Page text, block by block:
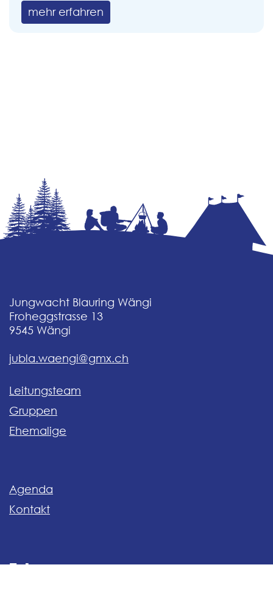
mehr erfahren
Jungwacht Blauring Wängi
Froheggstrasse 13
9545 Wängi
jubla.waengi@gmx.ch
Leitungsteam
Gruppen
Ehemalige
Agenda
Kontakt
Folge uns